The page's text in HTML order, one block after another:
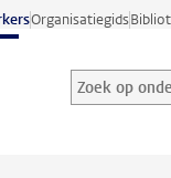
Organisatiegids
Zoek op
Zoekterm